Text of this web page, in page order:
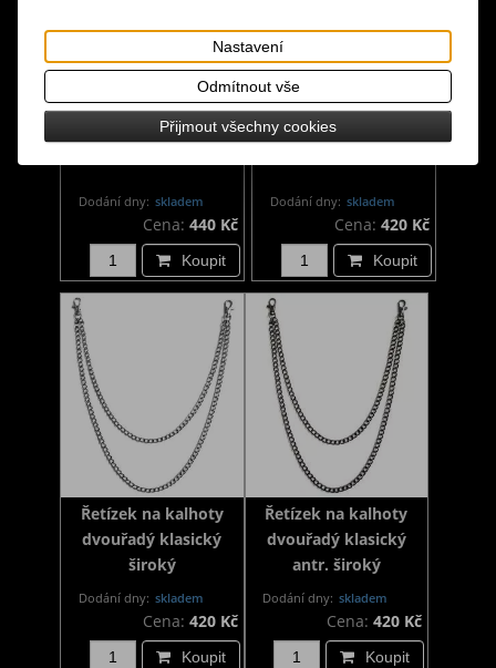
Řetízek na kalhoty
dvojitý krátký
Dodání dny: skladem
Cena: 440 Kč
Koupit
Řetěz na kalhoty
dvouřadý krátký
Dodání dny: skladem
Cena: 420 Kč
Koupit
Řetízek na kalhoty
dvouřadý klasický
široký
Dodání dny: skladem
Cena: 420 Kč
Koupit
Řetízek na kalhoty
dvouřadý klasický
antr. široký
Dodání dny: skladem
Cena:420 Kč
Koupit
Nastavení
Odmítnout vše
Přijmout všechny cookies